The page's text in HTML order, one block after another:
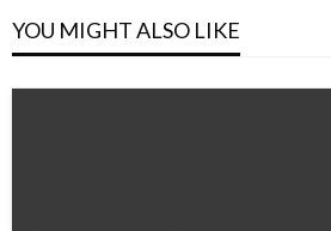
YOU MIGHT ALSO LIKE